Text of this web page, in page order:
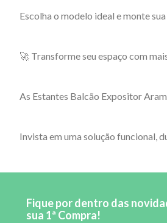
Escolha o modelo ideal e monte
🚀 Transforme seu espaço com
As Estantes Balcão Expositor
Invista em uma solução funcional,
Fique por dentro das
sua 1ª Compra!